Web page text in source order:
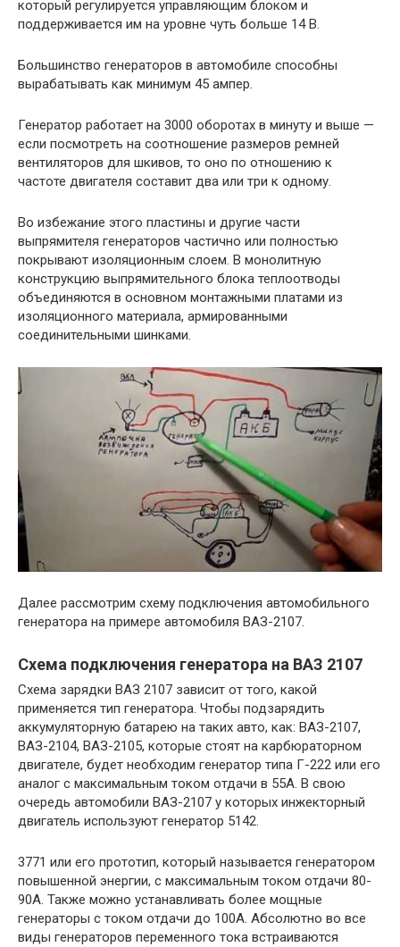
который регулируется управляющим блоком и
поддерживается им на уровне чуть больше 14 В.
Большинство генераторов в автомобиле способны
вырабатывать как минимум 45 ампер.
Генератор работает на 3000 оборотах в минуту и выше —
если посмотреть на соотношение размеров ремней
вентиляторов для шкивов, то оно по отношению к
частоте двигателя составит два или три к одному.
Во избежание этого пластины и другие части
выпрямителя генераторов частично или полностью
покрывают изоляционным слоем. В монолитную
конструкцию выпрямительного блока теплоотводы
объединяются в основном монтажными платами из
изоляционного материала, армированными
соединительными шинками.
Далее рассмотрим схему подключения автомобильного
генератора на примере автомобиля ВАЗ-2107.
Схема подключения генератора на ВАЗ 2107
Схема зарядки ВАЗ 2107 зависит от того, какой
применяется тип генератора. Чтобы подзарядить
аккумуляторную батарею на таких авто, как: ВАЗ-2107,
ВАЗ-2104, ВАЗ-2105, которые стоят на карбюраторном
двигателе, будет необходим генератор типа Г-222 или его
аналог с максимальным током отдачи в 55А. В свою
очередь автомобили ВАЗ-2107 у которых инжекторный
двигатель используют генератор 5142.
3771 или его прототип, который называется генератором
повышенной энергии, с максимальным током отдачи 80-
90А. Также можно устанавливать более мощные
генераторы с током отдачи до 100А. Абсолютно во все
виды генераторов переменного тока встраиваются